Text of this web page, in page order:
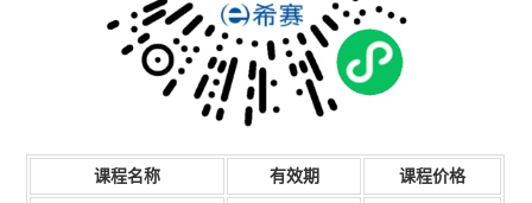
课程名称 有效期 课程价格